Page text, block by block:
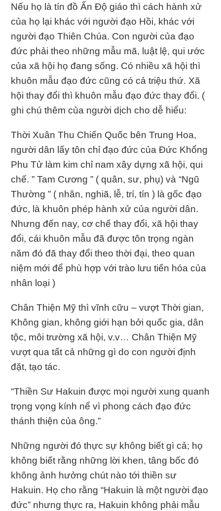
Nếu họ là tín đồ Ấn Độ giáo thì cách hành xử
của họ lại khác với người đạo Hồi, khác với
người đạo Thiên Chúa. Con người của đạo
đức phải theo những mẫu mã, luật lệ, qui ước
của xã hội họ đang sống. Có nhiều xã hội thì
khuôn mẫu đạo đức cũng có cả triệu thứ. Xã
hội thay đổi thì khuôn mẫu đạo đức thay đổi. (
ghi chú thêm của người dịch cho dễ hiểu:
Thời Xuân Thu Chiến Quốc bên Trung Hoa,
người dân lấy tôn chỉ đạo đức của Đức Khổng
Phu Tử làm kim chỉ nam xây dựng xã hội, qui
chế. ” Tam Cương ” ( quân, sư, phụ) và “Ngũ
Thường ” ( nhân, nghiã, lễ, trí, tín ) là gốc đạo
đức, là khuôn phép hành xử của người dân.
Nhưng đến nay, cơ chế thay đổi, xã hội thay
đổi, cái khuôn mẫu đã được tôn trọng ngàn
năm đó đã thay đổi theo thời đại, theo quan
niệm mới để phù hợp với trào lưu tiến hóa của
nhân loại )
Chân Thiện Mỹ thì vĩnh cữu – vượt Thời gian,
Không gian, không giới hạn bởi quốc gia, dân
tộc, môi trường xã hội, v.v… Chân Thiện Mỹ
vượt qua tất cả những gì do con người định
đặt, tạo tác.
“Thiền Sư Hakuin được mọi người xung quanh
trọng vọng kính nể vì phong cách đạo đức
thánh thiện của ông.”
Những người đó thực sự không biết gì cả; họ
không biết rằng những lời khen, tâng bốc đó
không ảnh hưởng chút nào tới thiền sư
Hakuin. Họ cho rằng “Hakuin là một người đạo
đức” nhưng thực ra, Hakuin không phải mẫu